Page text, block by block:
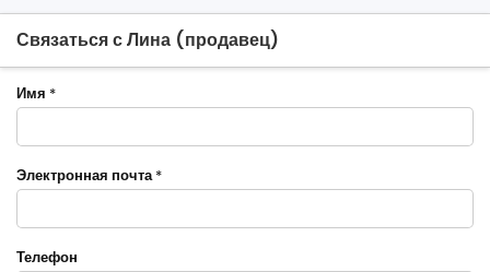
Связаться с Лина (продавец)
Имя *
Электронная почта *
Телефон